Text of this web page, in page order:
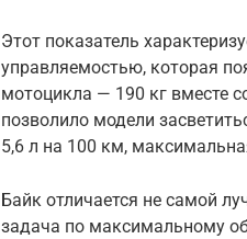
Этот показатель
управляемостью, которая
мотоцикла — 190 кг вместе
позволило модели
5,6 л на 100 км,
Байк отличается не самой
задача по максимальному